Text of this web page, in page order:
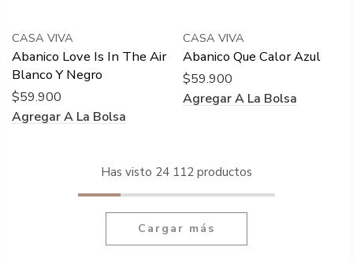
CASA VIVA
Abanico Love Is In The Air
Blanco Y Negro
$59.900
Agregar A La Bolsa
CASA VIVA
Abanico Que Calor Azul
$59.900
Agregar A La Bolsa
Has visto 24 112 productos
Cargar más